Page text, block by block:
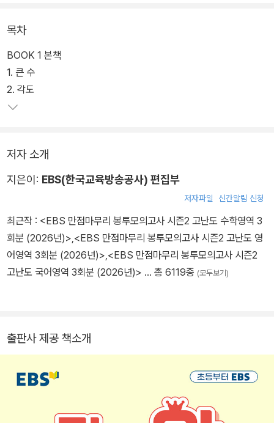
목차
BOOK 1 본책
1. 큰 수
2. 각도
저자 소개
지은이: EBS(한국교육방송공사) 편집부
저자파일 신간알림 신청
최근작 : <EBS 만점마무리 봉투모의고사 시즌2 고난도 수학영역 3
회분 (2026년)>,<EBS 만점마무리 봉투모의고사 시즌2 고난도 영
어영역 3회분 (2026년)>,<EBS 만점마무리 봉투모의고사 시즌2
고난도 국어영역 3회분 (2026년)> … 총 6119종 (모두보기)
출판사 제공 책소개